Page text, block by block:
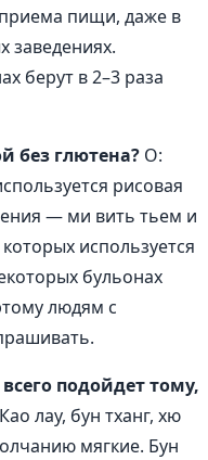
приема пищи, даже в
заведениях.
берут в 2–3 раза
без глютена? О:
рисовая
— ми вить тьем и
используется
бульонах
людям с
подойдет тому,
лау, бун тханг, хю
мягкие. Бун